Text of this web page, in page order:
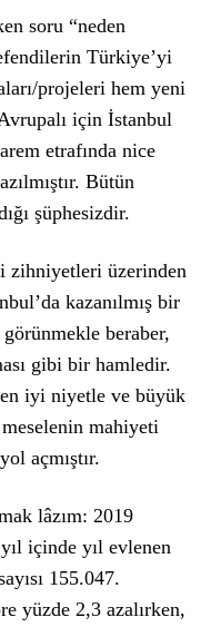
soru “neden
Türkiye’yi
projeleri hem yeni
için İstanbul
etrafında nice
Bütün
şüphesizdir.
zihniyetleri üzerinden
kazanılmış bir
beraber,
gibi bir hamledir.
iyi niyetle ve büyük
mahiyeti
açmıştır.
lâzım: 2019
içinde yıl evlenen
155.047.
yüzde 2,3 azalırken,